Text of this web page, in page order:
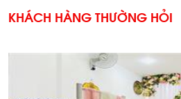
KHÁCH HÀNG THƯỜNG HỎI